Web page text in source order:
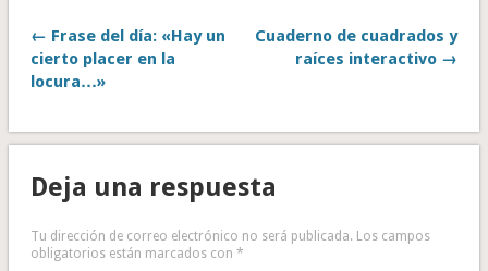
← Frase del día: «Hay un
cierto placer en la
locura…»
Cuaderno de cuadrados y
raíces interactivo →
Deja una respuesta
Tu dirección de correo electrónico no será publicada. Los campos
obligatorios están marcados con *